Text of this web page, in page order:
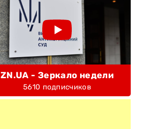
ZN.UA - Зеркало недели
5610 подписчиков